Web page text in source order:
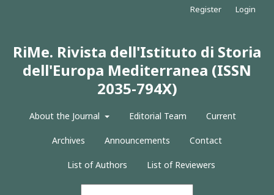
RiMe. Rivista dell'Istituto di Storia
dell'Europa Mediterranea (ISSN
2035-794X)
About the Journal Editorial Team Current
Archives Announcements Contact
List of Authors List of Reviewers
Register Login